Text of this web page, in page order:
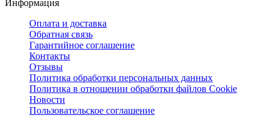
Информация
Оплата и доставка
Обратная связь
Гарантийное соглашение
Контакты
Отзывы
Политика обработки персональных данных
Политика в отношении обработки файлов Cookie
Новости
Пользовательское соглашение